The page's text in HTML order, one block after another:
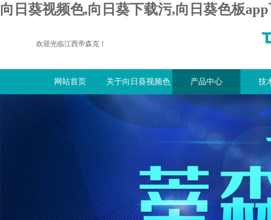
向日葵视频色,向日葵下载污,向日葵色板
欢迎光临江西帝森克！
网站首页 关于向日葵视频色 产品中心 技